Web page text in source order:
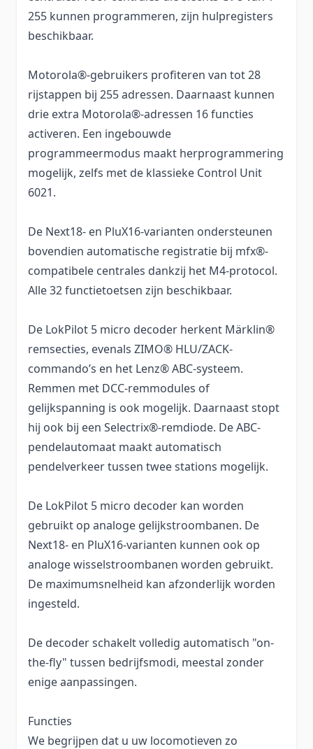
255 kunnen programmeren, zijn hulpregisters
beschikbaar.
Motorola®-gebruikers profiteren van tot 28
rijstappen bij 255 adressen. Daarnaast kunnen
drie extra Motorola®-adressen 16 functies
activeren. Een ingebouwde
programmeermodus maakt herprogrammering
mogelijk, zelfs met de klassieke Control Unit
6021.
De Next18- en PluX16-varianten ondersteunen
bovendien automatische registratie bij mfx®-
compatibele centrales dankzij het M4-protocol.
Alle 32 functietoetsen zijn beschikbaar.
De LokPilot 5 micro decoder herkent Märklin®
remsecties, evenals ZIMO® HLU/ZACK-
commando’s en het Lenz® ABC-systeem.
Remmen met DCC-remmodules of
gelijkspanning is ook mogelijk. Daarnaast stopt
hij ook bij een Selectrix®-remdiode. De ABC-
pendelautomaat maakt automatisch
pendelverkeer tussen twee stations mogelijk.
De LokPilot 5 micro decoder kan worden
gebruikt op analoge gelijkstroombanen. De
Next18- en PluX16-varianten kunnen ook op
analoge wisselstroombanen worden gebruikt.
De maximumsnelheid kan afzonderlijk worden
ingesteld.
De decoder schakelt volledig automatisch "on-
the-fly" tussen bedrijfsmodi, meestal zonder
enige aanpassingen.
Functies
We begrijpen dat u uw locomotieven zo